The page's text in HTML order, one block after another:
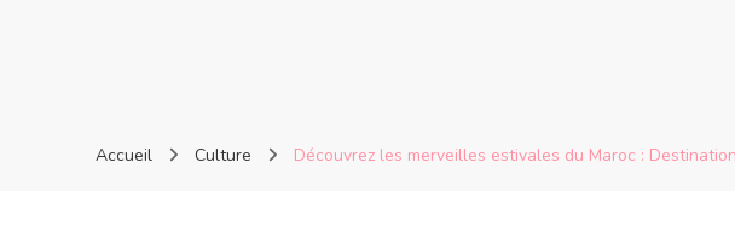
Accueil Culture Découvrez les merveilles estivales du Maroc :